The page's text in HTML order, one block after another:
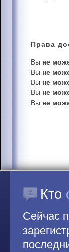
Права
Вы не
Вы не
Вы не
Вы не
Вы не
Кто
Сейчас